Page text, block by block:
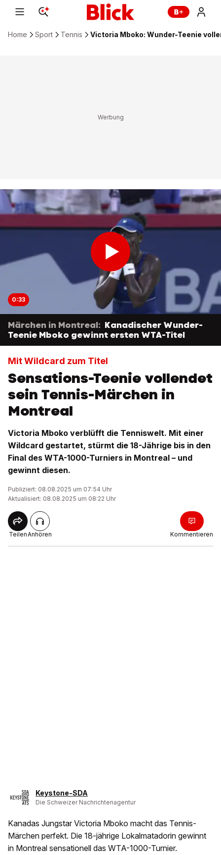
Home Sport Tennis Victoria Mboko: Wunder-Teenie
0:33
Märchen in Montreal: Kanadischer Wunder-
Teenie Mboko gewinnt ersten WTA-Titel
Mit Wildcard zum Titel
Sensations-Teenie vollendet
sein Tennis-Märchen in
Montreal
Victoria Mboko verblüfft die Tenniswelt. Mit einer
Wildcard gestartet, stürmt die 18-Jährige bis in den
Final des WTA-1000-Turniers in Montreal – und
gewinnt diesen.
Publiziert: 08.08.2025 um 07:54 Uhr
Aktualisiert: 08.08.2025 um 08:22 Uhr
TeilenAnhören Kommentieren
Keystone-SDA
Die Schweizer Nachrichtenagentur
Kanadas Jungstar Victoria Mboko macht das Tennis-
Märchen perfekt. Die 18-jährige Lokalmatadorin gewinnt
in Montreal sensationell das WTA-1000-Turnier.